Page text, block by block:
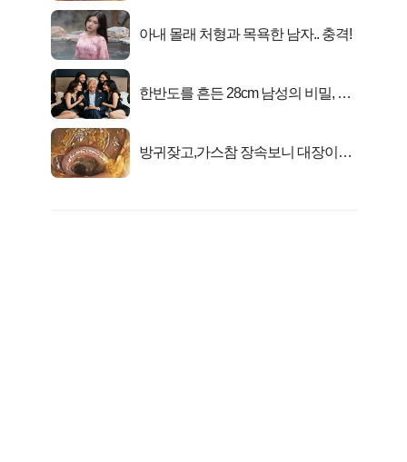
아내 몰래 처형과 목욕한 남자.. 충격!
한반도를 흔든 28cm 남성의 비밀, 매
방귀잦고,가스참 장속보니 대장이아